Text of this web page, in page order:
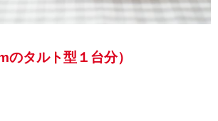
タルト型１台分）